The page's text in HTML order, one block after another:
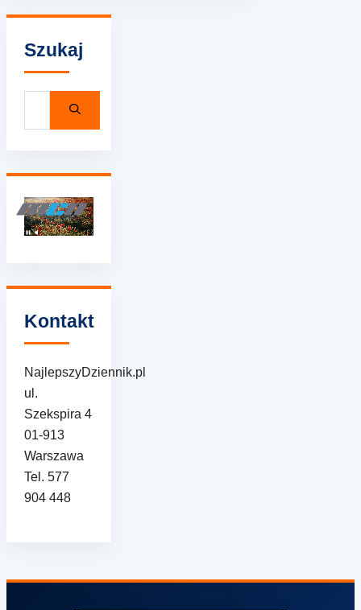
Szukaj
Kontakt
NajlepszyDziennik.pl
ul.
Szekspira 4
01-913
Warszawa
Tel. 577
904 448